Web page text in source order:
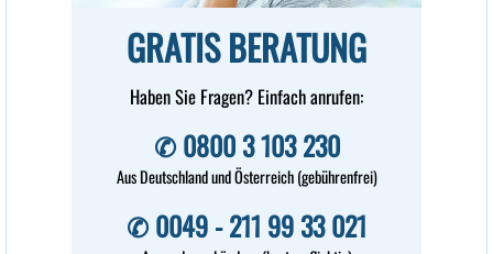
seit Jahren nehme.
53902 Bad Münstereifel
GRATIS BERATUNG
Haben Sie Fragen? Einfach anrufen:
✆ 0800 3 103 230
Aus Deutschland und Österreich (gebührenfrei)
✆ 0049 - 211 99 33 021